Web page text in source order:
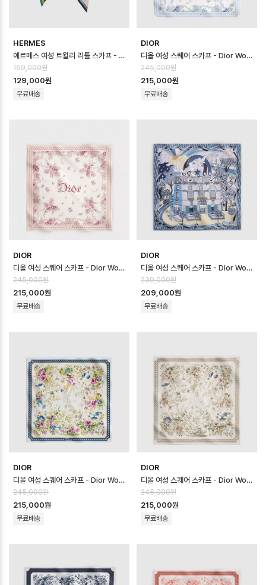
HERMES
에르메스 여성 트윌리 리틀 스카프 - Hermes Womens Twilly Little S…
159,000원
129,000원
무료배송
DIOR
디올 여성 스퀘어 스카프 - Dior Womens Square Scarf - acc8742…
245,000원
215,000원
무료배송
DIOR
디올 여성 스퀘어 스카프 - Dior Womens Square Scarf - acc8741…
245,000원
215,000원
무료배송
DIOR
디올 여성 스퀘어 스카프 - Dior Womens Square Scarf - acc8740…
239,000원
209,000원
무료배송
DIOR
디올 여성 스퀘어 스카프 - Dior Womens Square Scarf - acc8739…
245,000원
215,000원
무료배송
DIOR
디올 여성 스퀘어 스카프 - Dior Womens Square Scarf - acc8738…
245,000원
215,000원
무료배송